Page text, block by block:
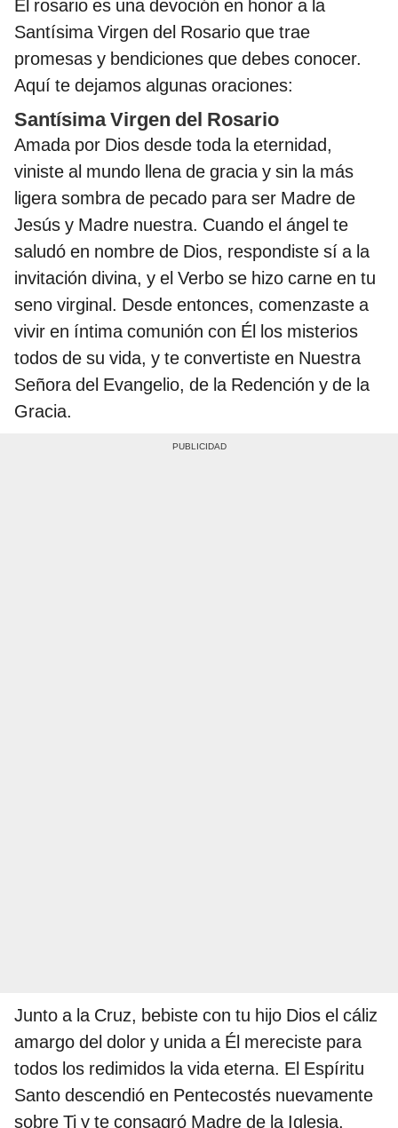
El rosario es una devoción en honor a la
Santísima Virgen del Rosario que trae
promesas y bendiciones que debes conocer.
Aquí te dejamos algunas oraciones:
Santísima Virgen del Rosario
Amada por Dios desde toda la eternidad,
viniste al mundo llena de gracia y sin la más
ligera sombra de pecado para ser Madre de
Jesús y Madre nuestra. Cuando el ángel te
saludó en nombre de Dios, respondiste sí a la
invitación divina, y el Verbo se hizo carne en tu
seno virginal. Desde entonces, comenzaste a
vivir en íntima comunión con Él los misterios
todos de su vida, y te convertiste en Nuestra
Señora del Evangelio, de la Redención y de la
Gracia.
Junto a la Cruz, bebiste con tu hijo Dios el cáliz
amargo del dolor y unida a Él mereciste para
todos los redimidos la vida eterna. El Espíritu
Santo descendió en Pentecostés nuevamente
sobre Ti y te consagró Madre de la Iglesia.